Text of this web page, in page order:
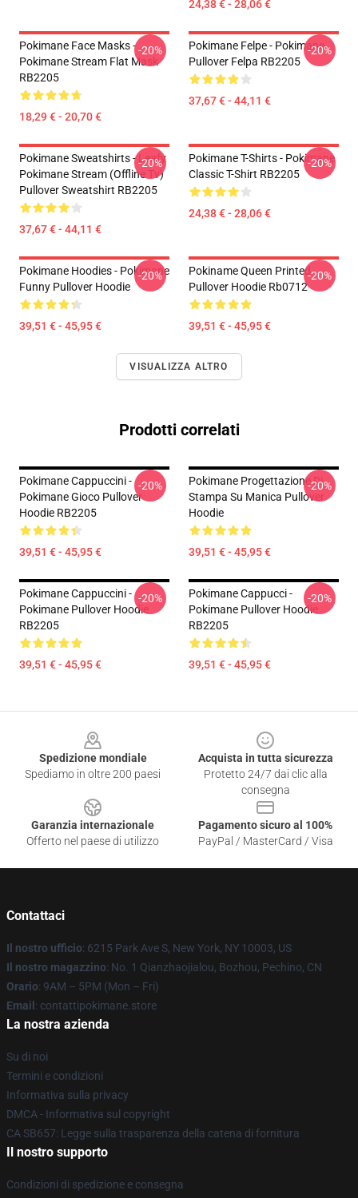
24,38 € - 28,06 €
Pokimane Face Masks -
Pokimane Stream Flat Mask
RB2205
18,29 € - 20,70 €
-20%
Pokimane Felpe - Pokimane
Pullover Felpa RB2205
37,67 € - 44,11 €
-20%
Pokimane Sweatshirts - Leafy
Pokimane Stream (Offline Tv)
Pullover Sweatshirt RB2205
37,67 € - 44,11 €
-20%
Pokimane T-Shirts - Pokimane
Classic T-Shirt RB2205
24,38 € - 28,06 €
-20%
Pokimane Hoodies - Pokimane
Funny Pullover Hoodie
39,51 € - 45,95 €
-20%
Pokiname Queen Printed
Pullover Hoodie Rb0712
39,51 € - 45,95 €
-20%
VISUALIZZA ALTRO
Prodotti correlati
Pokimane Cappuccini -
Pokimane Gioco Pullover
Hoodie RB2205
39,51 € - 45,95 €
-20%
Pokimane Progettazione Di
Stampa Su Manica Pullover
Hoodie
39,51 € - 45,95 €
-20%
Pokimane Cappuccini -
Pokimane Pullover Hoodie
RB2205
39,51 € - 45,95 €
-20%
Pokimane Cappucci -
Pokimane Pullover Hoodie
RB2205
39,51 € - 45,95 €
-20%
Spedizione mondiale
Spediamo in oltre 200 paesi
Acquista in tutta sicurezza
Protetto 24/7 dai clic alla
consegna
Garanzia internazionale
Offerto nel paese di utilizzo
Pagamento sicuro al 100%
PayPal / MasterCard / Visa
Contattaci
Il nostro ufficio: 6215 Park Ave S, New York, NY 10003, US
Il nostro magazzino: No. 1 Qianzhaojialou, Bozhou, Pechino, CN
Orario: 9AM – 5PM (Mon – Fri)
Email : contattipokimane.store
La nostra azienda
Su di noi
Termini e condizioni
Informativa sulla privacy
DMCA - Informativa sul copyright
CA SB657: Legge sulla trasparenza della catena di fornitura
Il nostro supporto
Condizioni di spedizione e consegna